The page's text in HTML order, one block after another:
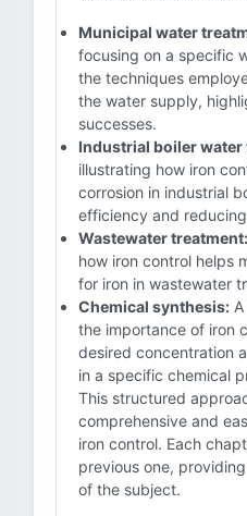
Municipal water
focusing on a specific
the techniques
the water supply,
successes.
Industrial boiler water
illustrating how iron
corrosion in industrial
efficiency and
Wastewater treatment:
how iron control helps
for iron in wastewater
Chemical synthesis:
the importance of iron
desired concentration
in a specific chemical
This structured
comprehensive and
iron control. Each
previous one,
of the subject.